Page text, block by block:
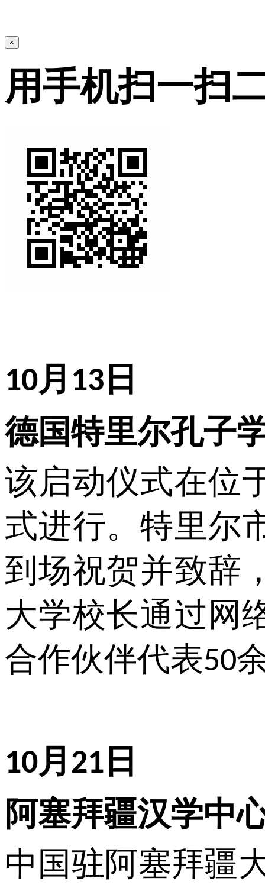
×
用手机扫一扫
10月 13 日
德国特里尔孔子
该启动仪式在位
式进行。特里尔
到场祝贺并致辞
大学校长通过网
合作伙伴代表50
10月 21 日
阿塞拜疆汉学中
中国驻阿塞拜疆